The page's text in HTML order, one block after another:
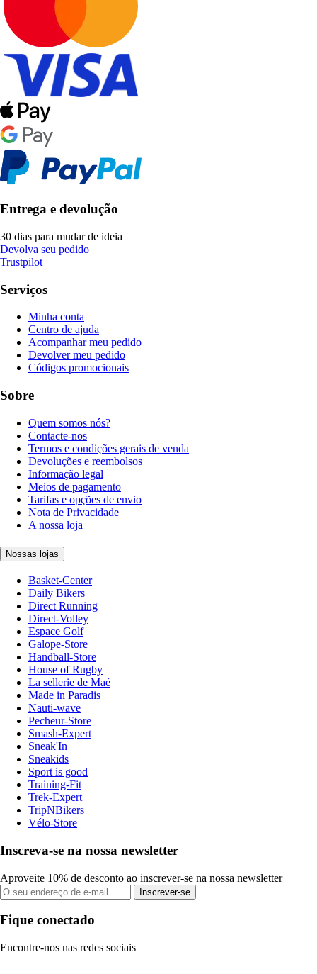
Entrega e devolução
30 dias para mudar de ideia
Devolva seu pedido
Trustpilot
Serviços
Minha conta
Centro de ajuda
Acompanhar meu pedido
Devolver meu pedido
Códigos promocionais
Sobre
Quem somos nós?
Contacte-nos
Termos e condições gerais de venda
Devoluções e reembolsos
Informação legal
Meios de pagamento
Tarifas e opções de envio
Nota de Privacidade
A nossa loja
Nossas lojas
Basket-Center
Daily Bikers
Direct Running
Direct-Volley
Espace Golf
Galope-Store
Handball-Store
House of Rugby
La sellerie de Maé
Made in Paradis
Nauti-wave
Pecheur-Store
Smash-Expert
Sneak'In
Sneakids
Sport is good
Training-Fit
Trek-Expert
TripNBikers
Vélo-Store
Inscreva-se na nossa newsletter
Aproveite 10% de desconto ao inscrever-se na nossa newsletter
Inscrever-se
Fique conectado
Encontre-nos nas redes sociais